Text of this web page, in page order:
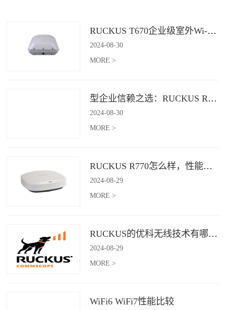
RUCKUS T670企业级室外Wi-Fi 7解决方案：挑战室外环境，畅享高性能连接
2024-08-30
MORE >
型企业信赖之选：RUCKUS R760，安全稳定的Wi-Fi解决方案
2024-08-30
MORE >
RUCKUS R770怎么样，性能怎么样，好用吗？
2024-08-29
MORE >
RUCKUS的优科无线技术有哪些优缺点？
2024-08-29
MORE >
WiFi6 WiFi7性能比较